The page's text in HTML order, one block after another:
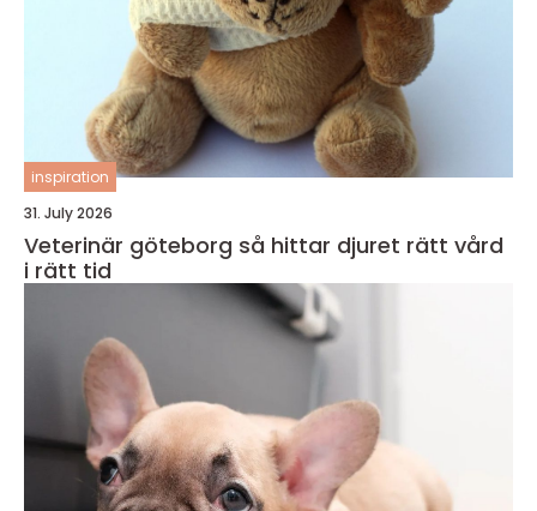
inspiration
31. July 2026
Veterinär göteborg så hittar djuret rätt vård
i rätt tid